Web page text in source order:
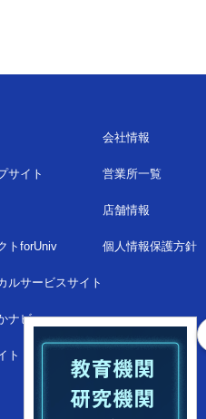
サイト
トforUniv
ルサービスサイト
ナビ
ト
会社情報
営業所一覧
店舗情報
個人情報保護方針